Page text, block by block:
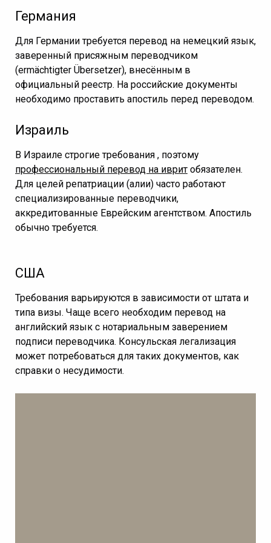
Германия
Для Германии требуется перевод на немецкий язык,
заверенный присяжным переводчиком
(ermächtigter Übersetzer), внесённым в
официальный реестр. На российские документы
необходимо проставить апостиль перед переводом.
Израиль
В Израиле строгие требования , поэтому
профессиональный перевод на иврит обязателен.
Для целей репатриации (алии) часто работают
специализированные переводчики,
аккредитованные Еврейским агентством. Апостиль
обычно требуется.
США
Требования варьируются в зависимости от штата и
типа визы. Чаще всего необходим перевод на
английский язык с нотариальным заверением
подписи переводчика. Консульская легализация
может потребоваться для таких документов, как
справки о несудимости.